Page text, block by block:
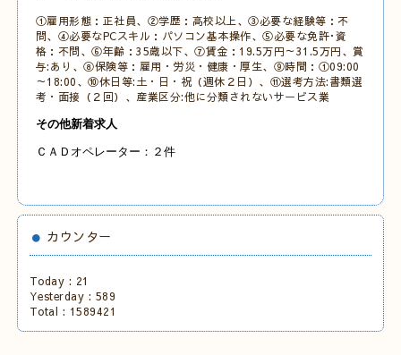
①雇用形態：正社員、②学歴：高校以上、③必要な経験等：不
問、④必要なPCスキル：パソコン基本操作、⑤必要な免許･資
格：不問、⑥年齢：35歳以下、⑦賃金：19.5万円～31.5万円、賞
与:あり、⑧保険等：雇用・労災・健康・厚生、⑨時間：①09:00
～18:00、⑩休日等:土・日・祝 （週休２日）、⑪選考方法:書類選
考・面接（２回）、産業区分:他に分類されないサービス業
その他新着求人
ＣＡＤオペレーター：２件
カウンター
Today : 21
Yesterday : 589
Total : 1589421